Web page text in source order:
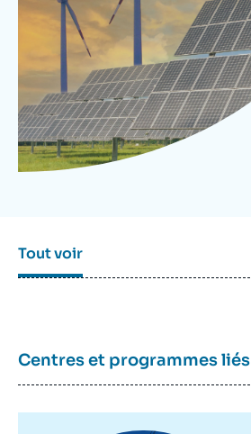
Tout voir
Centres et programmes liés